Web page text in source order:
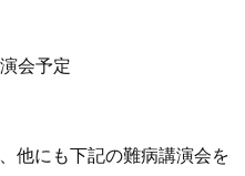
会予定
他にも下記の難病講演会を